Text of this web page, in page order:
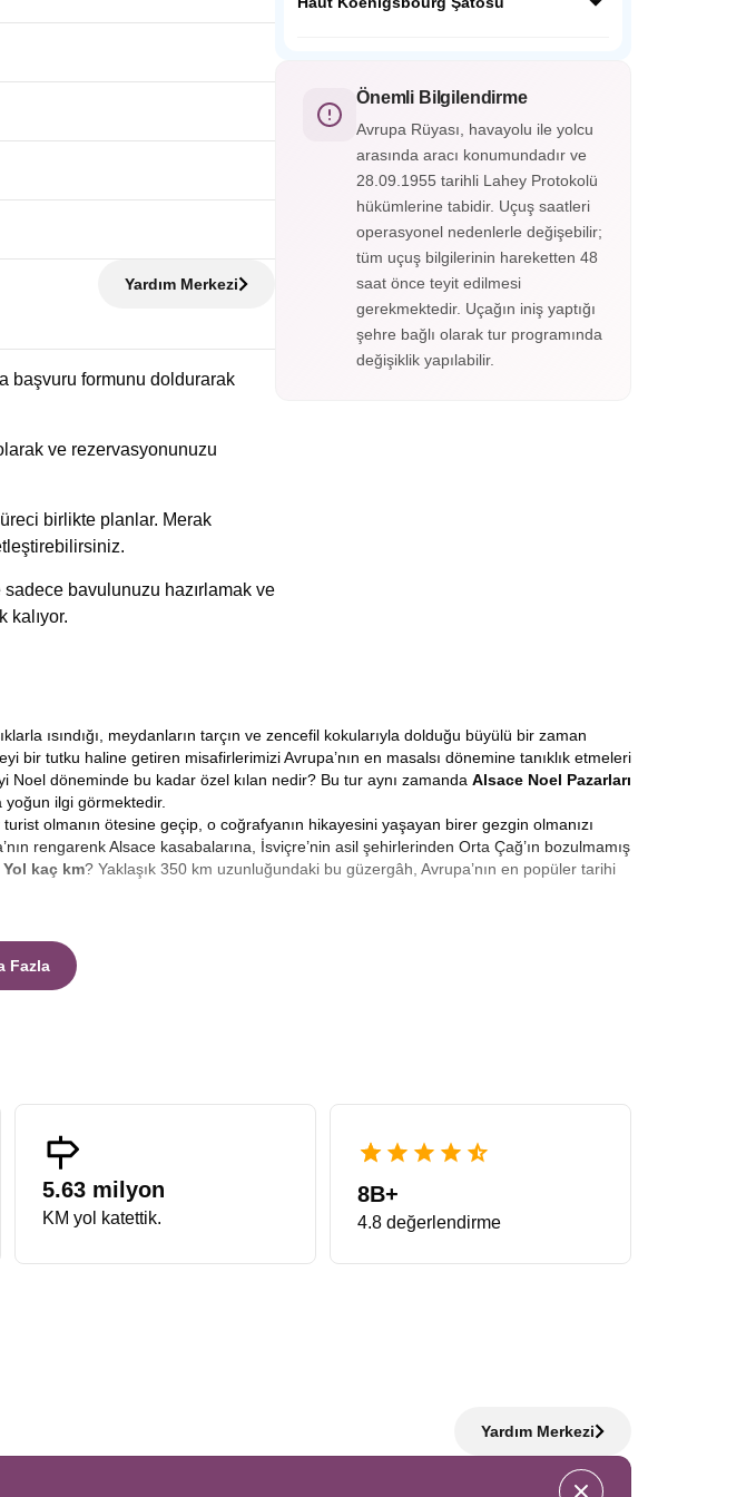
Yardım Merkezi
başvuru formunu doldurarak
ve rezervasyonunuzu
birlikte planlar. Merak
sadece bavulunuzu hazırlamak ve
kalıyor.
görüntüsünün yanında cıvıl cıvıl
atmosferiyle sizleri bekliyor.
altına serecek. Savaşlarda kullanılan aletler,
silahlar, cephanelikler, imparatorların odaları
ve eşsiz süslemelerle kaplı tavanları
gördükçe bu tarihi yolculuk hiç bitmesin
istiyorsunuz. Haut-Koenigsbourg
Şatosu’nun içerisini gezmek isterseniz
biletinizi alarak gezebileceksiniz.
Önemli Bilgilendirme
Avrupa Rüyası, havayolu ile yolcu
arasında aracı konumundadır ve
28.09.1955 tarihli Lahey Protokolü
hükümlerine tabidir. Uçuş saatleri
operasyonel nedenlerle değişebilir;
tüm uçuş bilgilerinin hareketten 48
saat önce teyit edilmesi
gerekmektedir. Uçağın iniş yaptığı
şehre bağlı olarak tur programında
değişiklik yapılabilir.
ısındığı, meydanların tarçın ve zencefil kokularıyla dolduğu büyülü bir zaman
bir tutku haline getiren misafirlerimizi Avrupa’nın en masalsı dönemine tanıklık etmeleri
Noel döneminde bu kadar özel kılan nedir? Bu tur aynı zamanda Alsace Noel Pazarları
yoğun ilgi görmektedir.
olmanın ötesine geçip, o coğrafyanın hikayesini yaşayan birer gezgin olmanızı
rengarenk Alsace kasabalarına, İsviçre’nin asil şehirlerinden Orta Çağ’ın bozulmamış
kaç km? Yaklaşık 350 km uzunluğundaki bu güzergâh, Avrupa’nın en popüler tarihi
süsler, yerel kurabiyeler ve geleneksel Noel kupaları en öne çıkan ürünlerdir. Aralık
sıcak şarap içip ayaküstü sohbet ettiği yaşayan mekanlardır. Işıklarla
görmek isteyenler için
Fransa Almanya Noel Pazarları Turueşsiz bir fırsattır.
estetik ve gastronomi öne çıkar. Sabah Almanya’da sosis ve pretzel tadarken,
zamanda Almanya Fransa Noel Pazarları Turuarayanların en çok tercih ettiği
ve Almanya’nın güney kasabalarıdır. Bu rotada karşılaşılan yarı ahşap evler,
kılar.
biri olan Christkindelsmärik, şehrin kalbidir. Katedralin ihtişamı ile pazarın
rotalardan biridir. Basel’in zarif mimarisi, Colmar’ın masalsı havası ve
Fazla
5.63 milyon
KM yol katettik.
8B+
4.8 değerlendirme
Yardım Merkezi